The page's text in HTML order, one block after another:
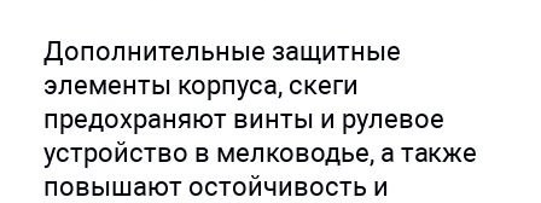
Дополнительные защитные
элементы корпуса, скеги
предохраняют винты и рулевое
устройство в мелководье, а также
повышают остойчивость и